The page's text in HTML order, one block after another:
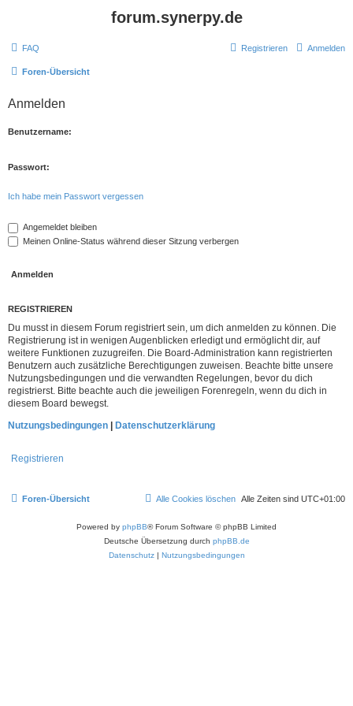
forum.synerpy.de
FAQ Anmelden
Registrieren
Foren-Übersicht
Anmelden
Benutzername:
Passwort:
Ich habe mein Passwort vergessen
Angemeldet bleiben
Meinen Online-Status während dieser Sitzung verbergen
REGISTRIEREN
Du musst in diesem Forum registriert sein, um dich anmelden zu können. Die
Registrierung ist in wenigen Augenblicken erledigt und ermöglicht dir, auf
weitere Funktionen zuzugreifen. Die Board-Administration kann registrierten
Benutzern auch zusätzliche Berechtigungen zuweisen. Beachte bitte unsere
Nutzungsbedingungen und die verwandten Regelungen, bevor du dich
registrierst. Bitte beachte auch die jeweiligen Forenregeln, wenn du dich in
diesem Board bewegst.
Nutzungsbedingungen | Datenschutzerklärung
Registrieren
Foren-Übersicht Alle Zeiten sind UTC+01:00
Alle Cookies löschen
Powered by phpBB® Forum Software © phpBB Limited
Deutsche Übersetzung durch phpBB.de
Datenschutz| Nutzungsbedingungen